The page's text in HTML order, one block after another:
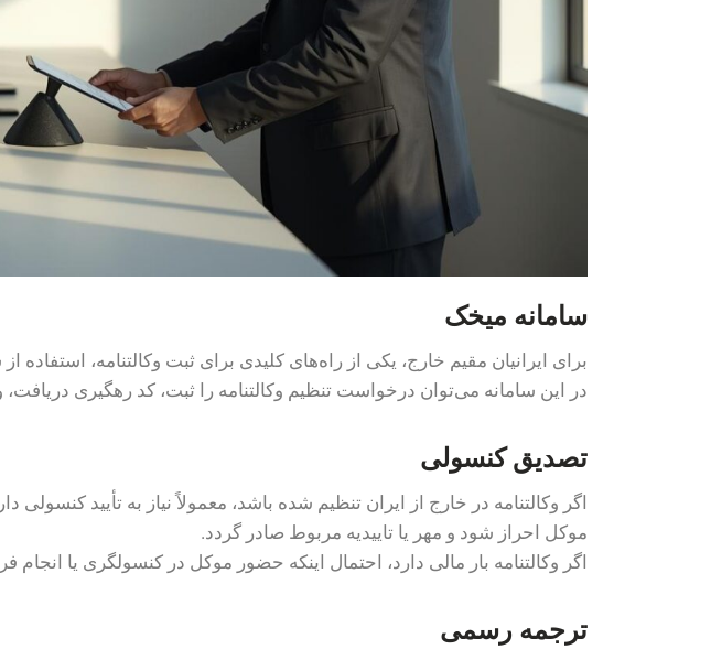
سامانه میخک
برای ایرانیان مقیم خارج، یکی از راه‌های کلیدی برای ثبت وکالتنامه،
در این سامانه می‌توان درخواست تنظیم وکالتنامه را ثبت، کد رهگیری
تصدیق کنسولی
اگر وکالتنامه در خارج از ایران تنظیم شده باشد، معمولاً نیاز به تأیید
موکل احراز شود و مهر یا تاییدیه مربوط صادر گردد.
اگر وکالتنامه بار مالی دارد، احتمال اینکه حضور موکل در کنسولگری یا
ترجمه رسمی